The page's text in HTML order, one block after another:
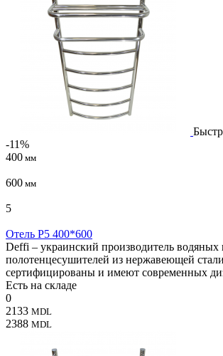
-11%
400 мм
600 мм
5
Отель P5 400*600
Deffi – украинский производитель водяных
полотенцесушителей из нержавеющей
сертифицированы и имеют современных
Есть на складе
0
2133 MDL
2388 MDL